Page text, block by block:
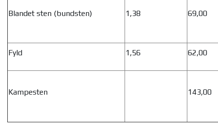
Blandet sten (bundsten) 1,38 69,00
Fyld 1,56 62,00
Kampesten 143,00